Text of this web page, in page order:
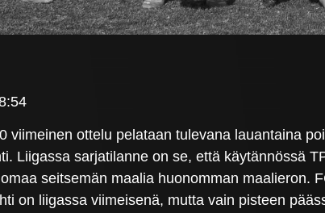
viimeinen ottelu pelataan tulevana lauantaina
Liigassa sarjatilanne on se, että käytännössä
seitsemän maalia huonomman maalieron.
on liigassa viimeisenä, mutta vain pisteen